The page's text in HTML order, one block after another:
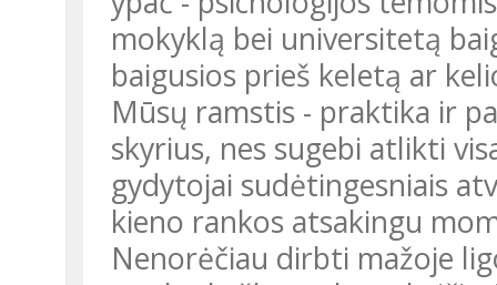
mokyklą bei universitetą
baigusios prieš keletą ar
Mūsų ramstis - praktika ir
skyrius, nes sugebi atlikti
gydytojai sudėtingesniais
kieno rankos atsakingu
Nenorėčiau dirbti mažoje